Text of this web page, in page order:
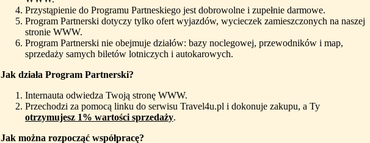
Przystąpienie do Programu Partneskiego jest dobrowolne i zupełnie darmowe.
Program Partnerski dotyczy tylko ofert wyjazdów, wycieczek zamieszczonych na naszej
stronie WWW.
Program Partnerski nie obejmuje działów: bazy noclegowej, przewodników i map,
sprzedaży samych biletów lotniczych i autokarowych.
Jak działa Program Partnerski?
Internauta odwiedza Twoją stronę WWW.
Przechodzi za pomocą linku do serwisu Travel4u.pl i dokonuje zakupu, a Ty
otrzymujesz 1% wartości sprzedaży.
Jak można rozpocząć współpracę?